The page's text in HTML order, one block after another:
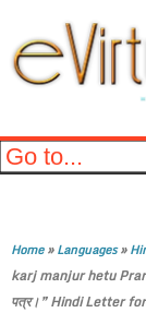
Home»Languages»
karj manjur hetu
पत्र।” Hindi Letter